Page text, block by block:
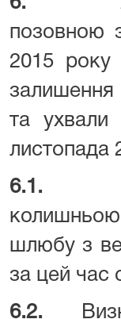
позовною
2015 року
залишення
та
листопада
колишньою
шлюбу з
за цей час
6.2.